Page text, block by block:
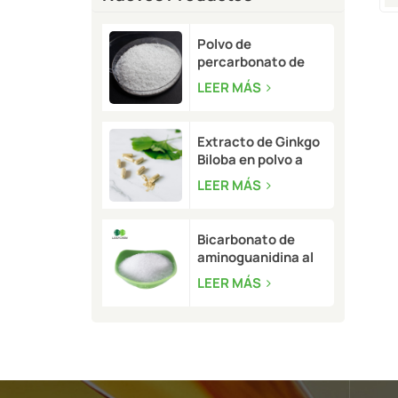
Polvo de
percarbonato de
sodio a granel | CAS
15630-89-4
LEER MÁS
Extracto de Ginkgo
Biloba en polvo a
granel | CAS 90045-
36-6
LEER MÁS
Bicarbonato de
aminoguanidina al
99,5 % a granel |
CAS 2582-30-1
LEER MÁS